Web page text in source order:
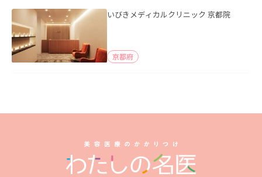
いびきメディカルクリニック 京都院
京都府